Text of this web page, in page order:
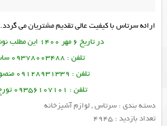
ارائهسرتاسبا کیفیت عالی تقدیم مشتریان می گردد.
در تاریخ 6 مهر 1400 این مطلب نوشته شده است.
تلفن : 09378003488 ساسان پرتو
تلفن : 09128931339 منصور امین فر
تلفن : 09356107101 تورج امین فر
دسته بندی : سرتاس,لوازم آشپزخانه
تعداد بازدید : 4945